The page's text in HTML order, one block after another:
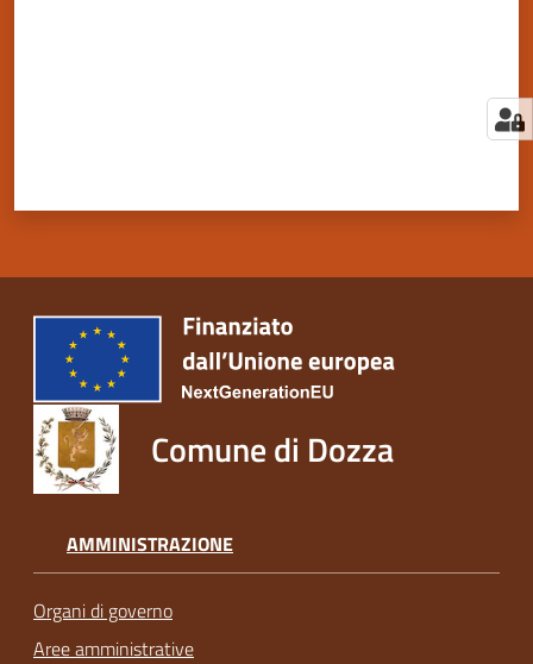
Comune di Dozza
AMMINISTRAZIONE
Organi di governo
Aree amministrative